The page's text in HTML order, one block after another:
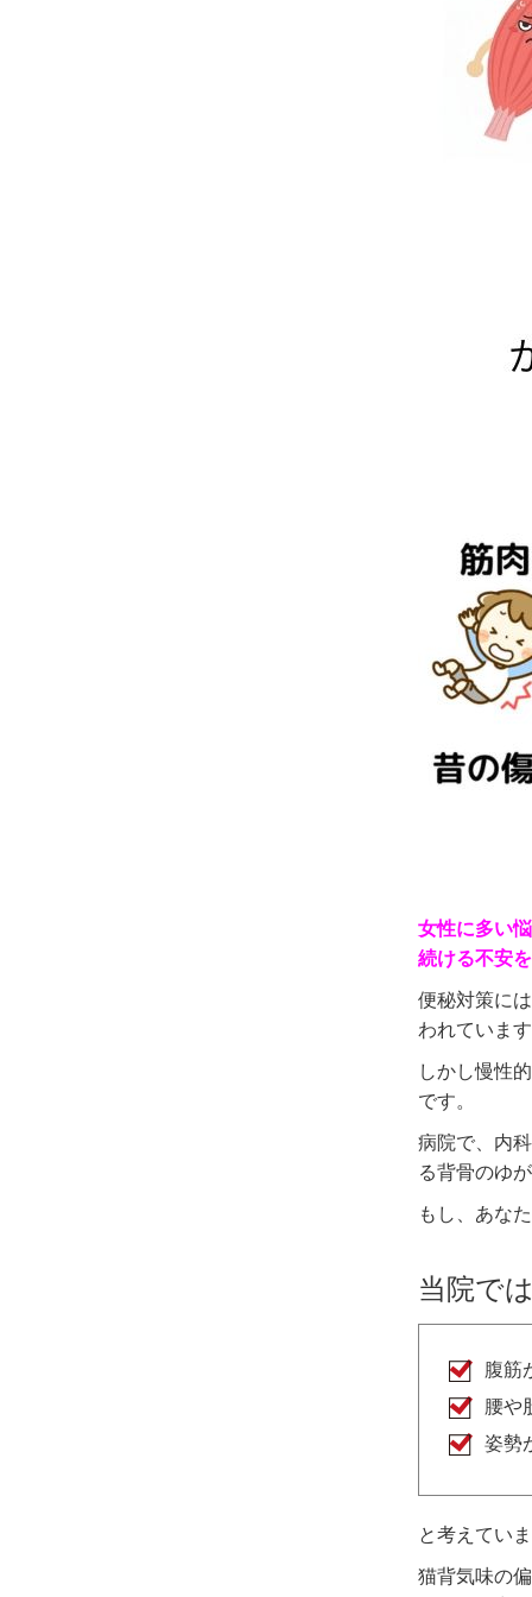
女性に多い
続ける不安
便秘対策に
われていま
しかし慢性
です。
病院で、内
る背骨のゆ
もし、あな
当院で
腹筋
腰や
姿勢
と考えてい
猫背気味の